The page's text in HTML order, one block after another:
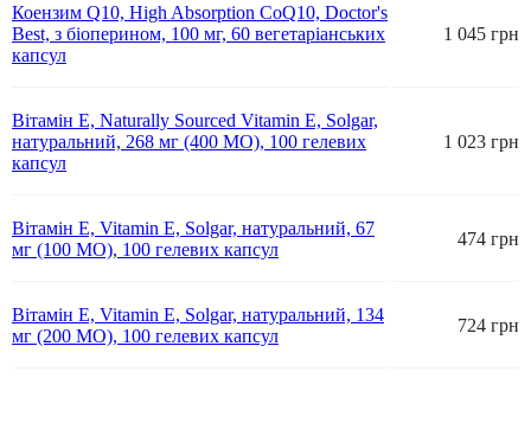
Коензим Q10, High Absorption CoQ10, Doctor's
Best, з біоперином, 100 мг, 60 вегетаріанських
капсул
1 045 грн
Вітамін Е, Naturally Sourced Vitamin E, Solgar,
натуральний, 268 мг (400 МО), 100 гелевих
капсул
1 023 грн
Вітамін Е, Vitamin E, Solgar, натуральний, 67
мг (100 МО), 100 гелевих капсул
474 грн
Вітамін Е, Vitamin E, Solgar, натуральний, 134
мг (200 МО), 100 гелевих капсул
724 грн